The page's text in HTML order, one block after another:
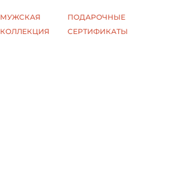
МУЖСКАЯ
КОЛЛЕКЦИЯ
ПОДАРОЧНЫЕ
СЕРТИФИКАТЫ